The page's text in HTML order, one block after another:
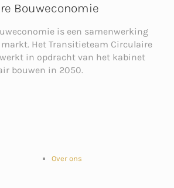
Bouweconomie
is een samenwerking
Het Transitieteam Circulaire
in opdracht van het kabinet
bouwen in 2050.
Over ons